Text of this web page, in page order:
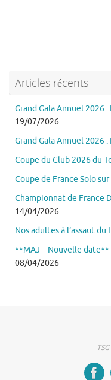
Articles récents
Grand Gala Annuel 2026
19/07/2026
Grand Gala Annuel 2026
Coupe du Club 2026 du
Coupe de France Solo sur
Championnat de France
14/04/2026
Nos adultes à l’assaut du
**MAJ – Nouvelle date**
08/04/2026